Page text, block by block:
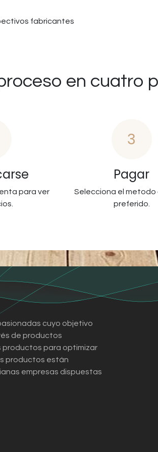
fabricantes
en cuatro
para ver
3
Pagar
Selecciona el metodo
preferido.
cuyo objetivo
de productos
productos para optimizar
productos están
empresas dispuestas